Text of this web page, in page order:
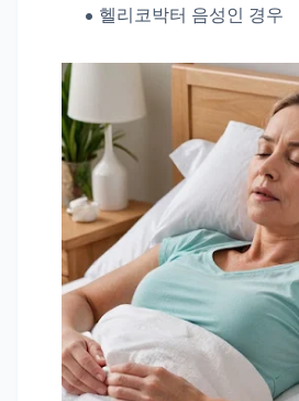
헬리코박터 음성인 경우